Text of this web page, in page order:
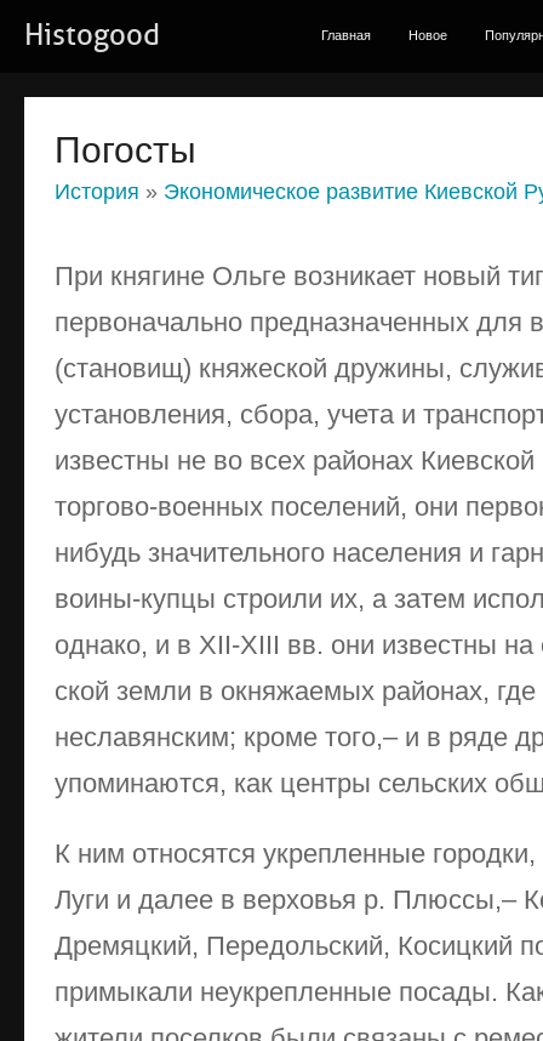
Histogood Главная Новое
Погосты
История » Экономическое развитие Киевской
При княгине Ольге возникает новый
первоначально пред­назначенных для
(становищ) княжеской дружины,
установления, сбора, учета и
известны не во всех районах
торгово-военных поселений, они
нибудь значительного населения и
воины-купцы строили их, а затем
однако, и в XII-XIII вв. они известны
ской земли в окняжаемых районах,
неславянским; кроме того,– и в ряде
упоминаются, как центры сельских
К ним относятся укрепленные
Луги и далее в верхо­вья р. Плюссы,–
Дремяцкий, Передольский, Косицкий
примыкали неукрепленные посады.